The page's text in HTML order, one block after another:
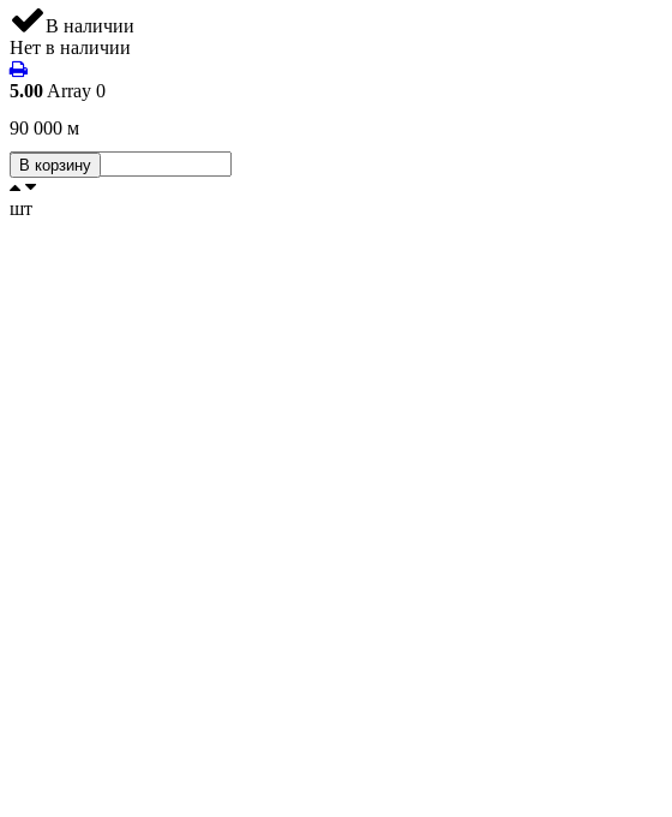
В наличии
Нет в наличии
5.00 Array 0
90 000 м
шт
В корзину